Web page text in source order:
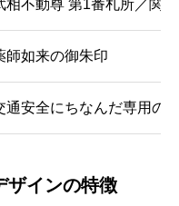
相不動尊 第1番札所／関
師如来の御朱印
通安全にちなんだ専用の
ザインの特徴